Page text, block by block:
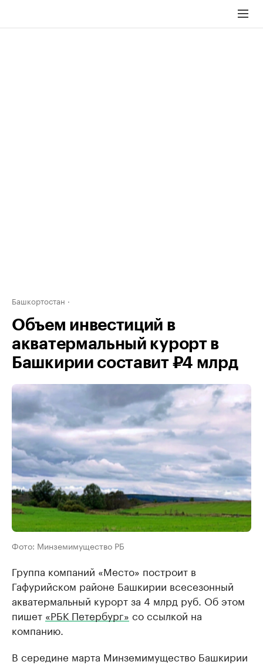
Башкортостан
Объем инвестиций в
акватермальный курорт в
Башкирии составит ₽4 млрд
Фото: Минземимущество РБ
Группа компаний «Место» построит в
Гафурийском районе Башкирии всесезонный
акватермальный курорт за 4 млрд руб. Об этом
пишет «РБК Петербург» со ссылкой на
компанию.
В середине марта Минземимущество Башкирии